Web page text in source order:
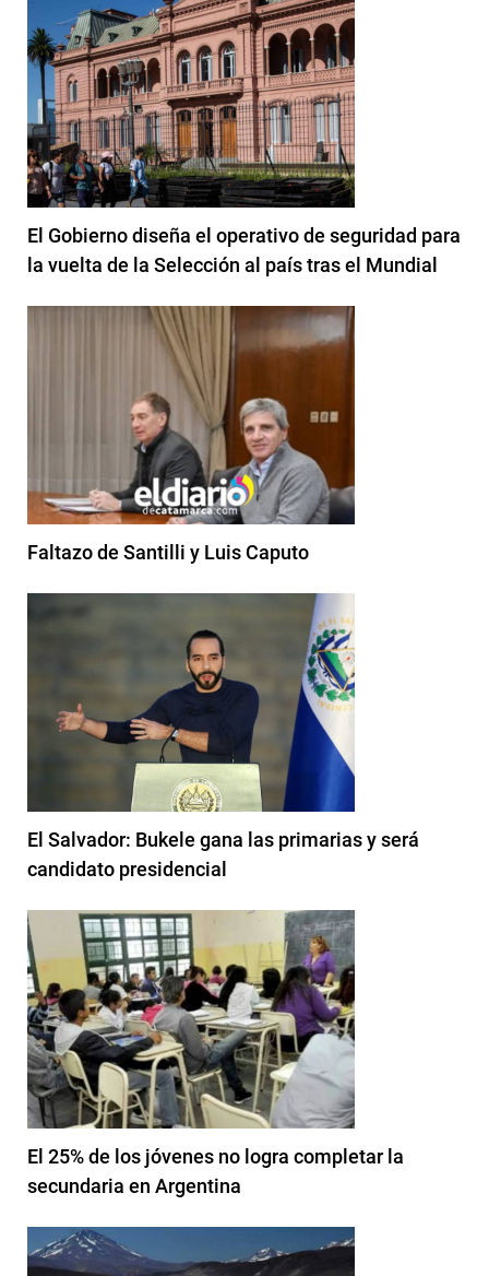
El Gobierno diseña el operativo de seguridad para
la vuelta de la Selección al país tras el Mundial
Faltazo de Santilli y Luis Caputo
El Salvador: Bukele gana las primarias y será
candidato presidencial
El 25% de los jóvenes no logra completar la
secundaria en Argentina